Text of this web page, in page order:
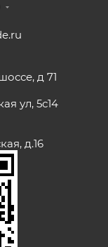
д 71
ул, 5с14
д.16